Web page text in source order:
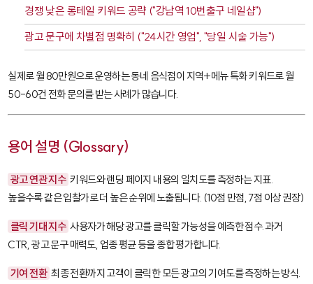
경쟁 낮은 롱테일 키워드 공략 ("강남역 10번출구 네일샵")
광고 문구에 차별점 명확히 ("24시간 영업", "당일 시술 가능")
실제로 월 80만원으로 운영하는 동네 음식점이 지역+메뉴 특화 키워드로 월
50-60건 전화 문의를 받는 사례가 많습니다.
용어 설명 (Glossary)
광고 연관 지수 키워드와 랜딩 페이지 내용의 일치도를 측정하는 지표.
높을수록 같은 입찰가로 더 높은 순위에 노출됩니다. (10점 만점, 7점 이상 권장)
클릭 기대 지수 사용자가 해당 광고를 클릭할 가능성을 예측한 점수. 과거
CTR, 광고 문구 매력도, 업종 평균 등을 종합 평가합니다.
기여 전환 최종 전환까지 고객이 클릭한 모든 광고의 기여도를 측정하는 방식.